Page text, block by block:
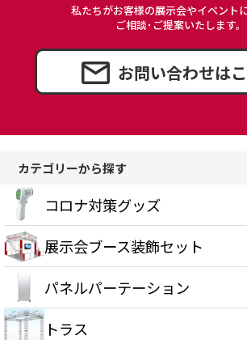
私たちがお客様の展示会やイベントに
ご相談･ご提案いたします。
お問い合わせは
カテゴリーから探す
コロナ対策グッズ
展示会ブース装飾セット
パネルパーテーション
トラス